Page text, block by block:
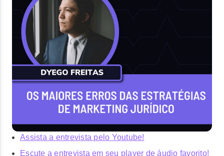
Assista a entrevista pelo Youtube!
Escute a entrevista em seu player de áudio favorito!